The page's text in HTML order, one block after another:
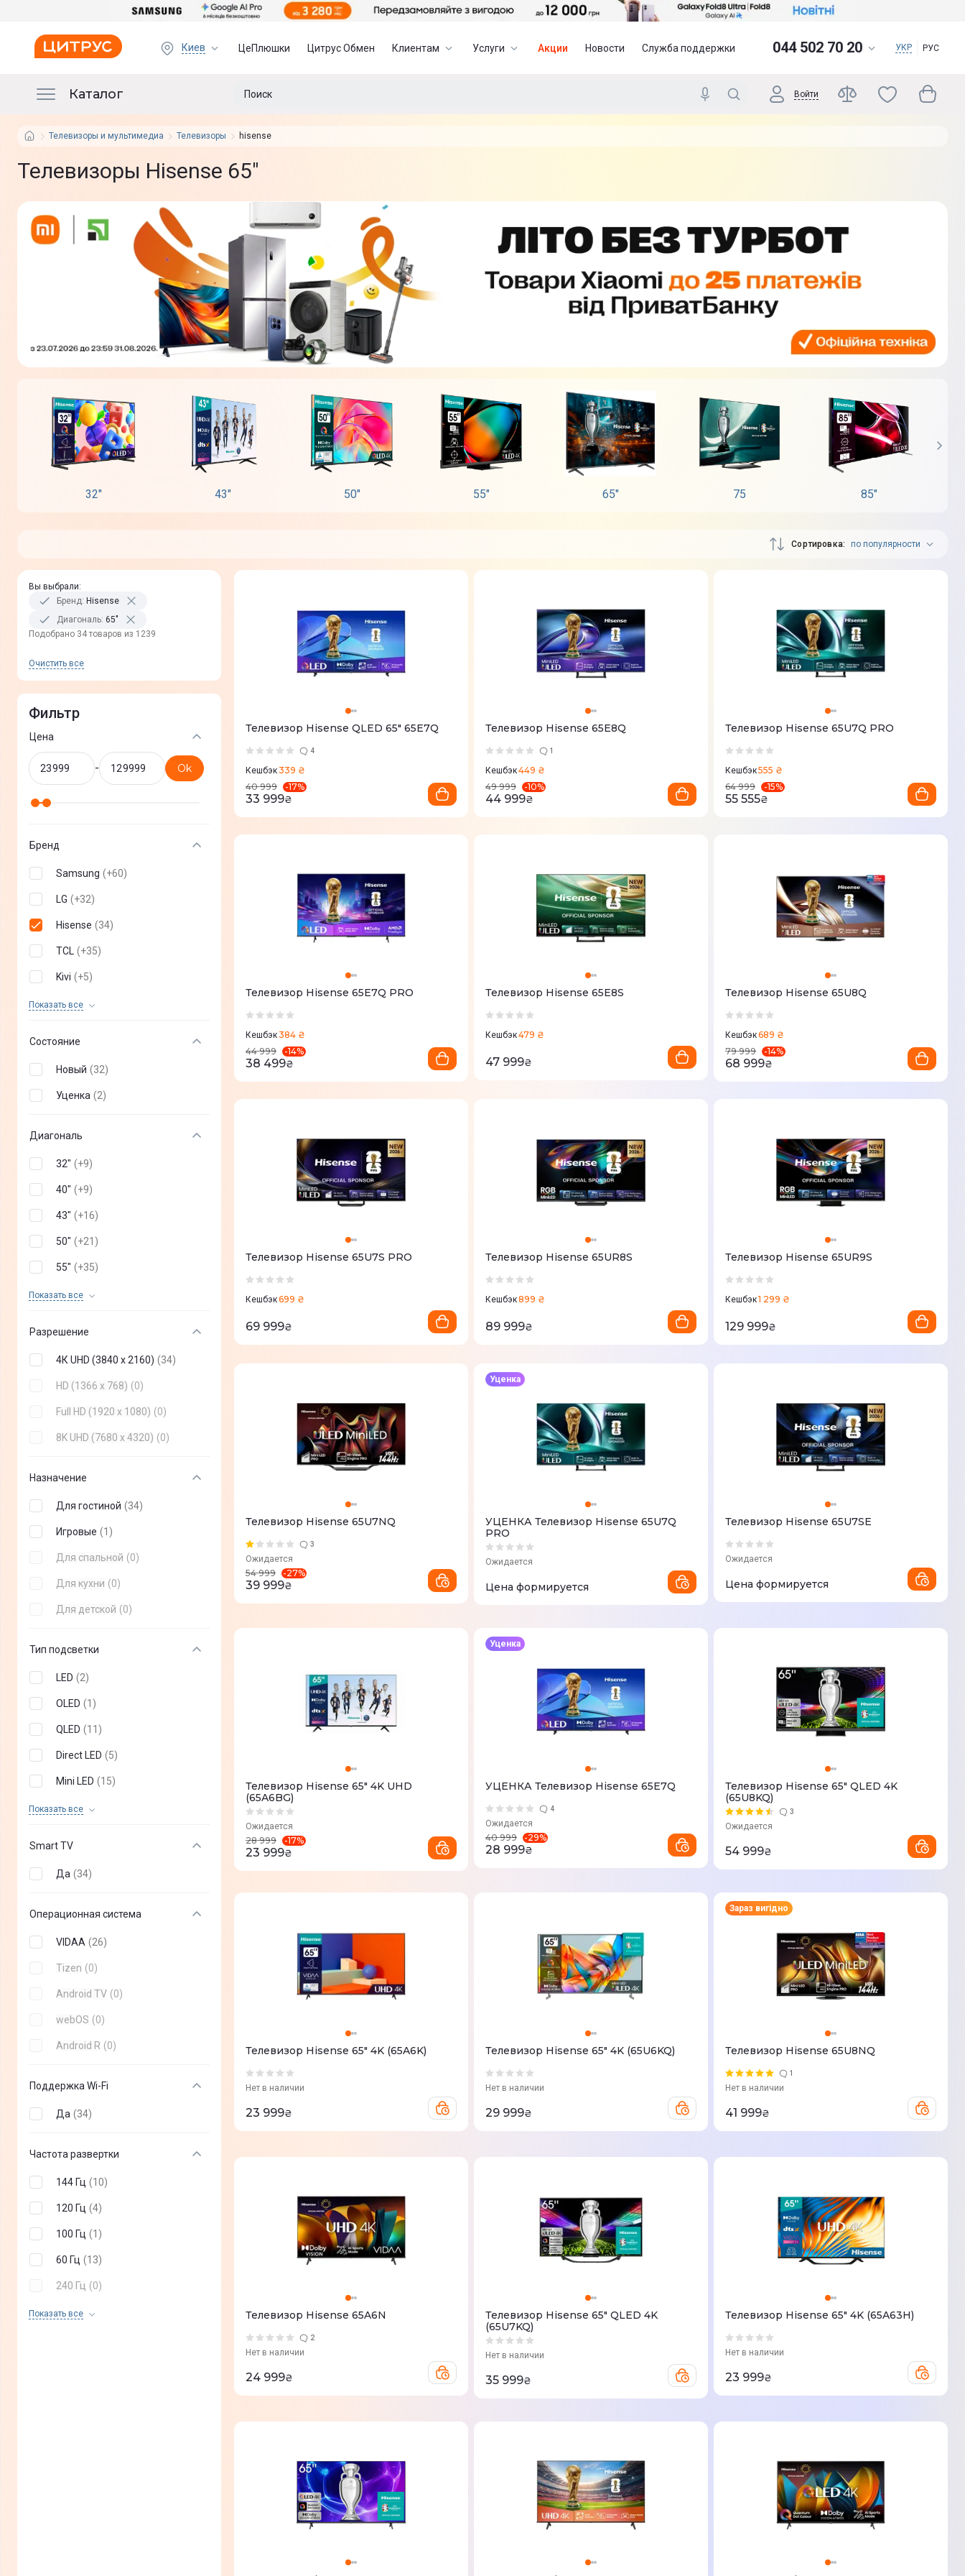
Киев ЦеПлюшки Цитрус Обмен Клиентам Услуги Акции Новости Служба поддержки 044 502 70 20 УКР РУС
Каталог Войти
Телевизоры и мультимедиа Телевизоры hisense
Телевизоры Hisense 65"
32" 43" 50" 55" 65" 75 85"
Сортировка по популярности
Вы выбрали:
Бренд: Hisense
Диагональ: 65"
Подобрано 34 товаров из 1239
Очистить все
Фильтр
Цена
- Ok
Бренд
Samsung (+60)
LG (+32)
Hisense (34)
TCL (+35)
Kivi (+5)
Показать все
Sony ( +8
Xiaomi
Haier (+
Skyworth
ERGO ( +6
2E +3)
Toshiba (
G-Plus
Mystery (+0)
BRAVIS ( +0 )
Vinga ( + 0)
Setup ( +0 )
Состояние
Новый (32)
Уценка (2)
Диагональ
32" (+9)
40" (+9)
43" (+16)
50" (+21 )
55" (+35)
Показать все
58" (+ )
27" (+0
31,5"
42"
48"
60"
70"
83" (+0)
86" (+0
97" (+ 0)
115" +0 )
Разрешение
4К UHD (3840 x 2160) (34)
HD (1366 x 768) (0)
Full HD (1920 x 1080) (0)
8K UHD (7680 x 4320) (0)
Назначение
Для гостиной (34)
Игровые (1 )
Для спальной (0)
Для кухни (0)
Для детской (0)
Тип подсветки
LED (2)
OLED (1 )
QLED (11 )
Direct LED (5)
Mini LED (15)
Показать все
DLED ( 0)
Edge LED (0)
Neo QLED (
Smart TV
Да (34)
Операционная система
VIDAA (26)
Tizen (0)
Android TV (0)
webOS (0)
Android R (0)
Поддержка Wi-Fi
Да (34)
Частота развертки
144 Гц (10)
120 Гц (4)
100 Гц (1 )
60 Гц (13)
240 Гц (0)
Показать все
55 Гц 0)
Телевизор Hisense QLED 65" 65E7Q
4
Кешбэк339 ₴
40 999
-17%
33 999₴
Телевизор Hisense 65E8Q
1
Кешбэк449 ₴
49 999
-10%
44 999₴
Телевизор Hisense 65U7Q PRO
Кешбэк555 ₴
64 999
-15%
55 555₴
Телевизор Hisense 65E7Q PRO
Кешбэк384 ₴
44 999
-14%
38 499₴
Телевизор Hisense 65E8S
Кешбэк479 ₴
47 999₴
Телевизор Hisense 65U8Q
Кешбэк689 ₴
79 999
-14%
68 999₴
Телевизор Hisense 65U7S PRO
Кешбэк699 ₴
69 999₴
Телевизор Hisense 65UR8S
Кешбэк899 ₴
89 999₴
Телевизор Hisense 65UR9S
Кешбэк1 299 ₴
129 999₴
Телевизор Hisense 65U7NQ
3
Ожидается
54 999 -27%
39 999₴
УЦЕНКА Телевизор Hisense 65U7Q
PRO
Ожидается
Уценка
Цена формируется
Телевизор Hisense 65U7SE
Ожидается
Цена формируется
Телевизор Hisense 65" 4K UHD
(65A6BG)
Ожидается
28 999 -17%
23 999₴
УЦЕНКА Телевизор Hisense 65E7Q
4
Ожидается
Уценка
40 999 -29%
28 999₴
Телевизор Hisense 65" QLED 4K
(65U8KQ)
3
Ожидается
54 999₴
Телевизор Hisense 65" 4K (65A6K)
Нет в наличии
23 999₴
Телевизор Hisense 65" 4K (65U6KQ)
Нет в наличии
29 999₴
Телевизор Hisense 65U8NQ
1
Нет в наличии
Зараз вигідно
41 999₴
Телевизор Hisense 65A6N
2
Нет в наличии
24 999₴
Телевизор Hisense 65" QLED 4K
(65U7KQ)
Нет в наличии
35 999₴
Телевизор Hisense 65" 4K (65A63H)
Нет в наличии
23 999₴